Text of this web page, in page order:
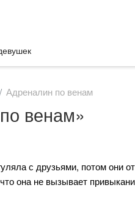
Адреналин по венам
венам»
с друзьями, потом они
она не вызывает